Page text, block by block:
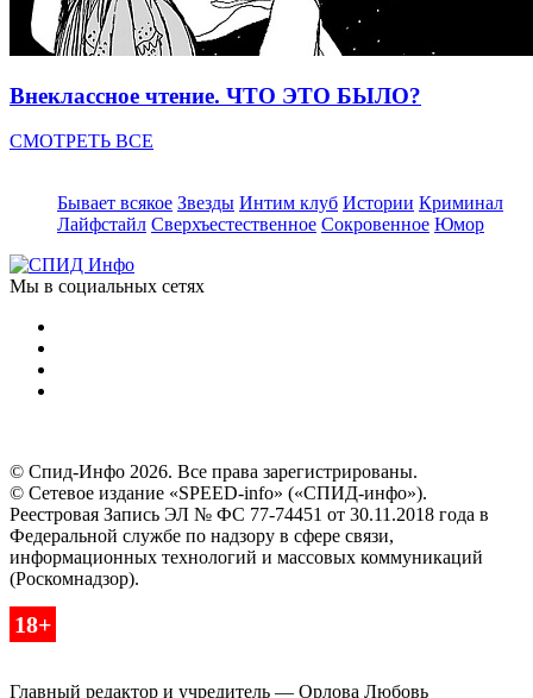
Внеклассное чтение. ЧТО ЭТО БЫЛО?
СМОТРЕТЬ ВСЕ
Бывает всякое Звезды Интим клуб Истории Криминал
Лайфстайл Сверхъестественное Сокровенное Юмор
Мы в социальных сетях
© Спид-Инфо 2026. Все права зарегистрированы.
© Сетевое издание «SPEED-info» («СПИД-инфо»).
Реестровая Запись ЭЛ № ФС 77-74451 от 30.11.2018 года в
Федеральной службе по надзору в сфере связи,
информационных технологий и массовых коммуникаций
(Роскомнадзор).
18+
Главный редактор и учредитель — Орлова Любовь